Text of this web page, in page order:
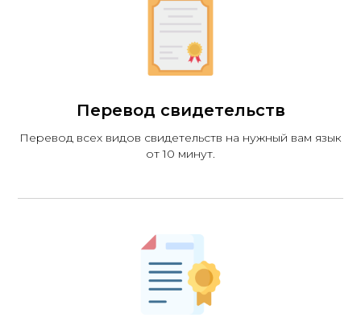
Перевод свидетельств
Перевод всех видов свидетельств на нужный вам язык
от 10 минут.